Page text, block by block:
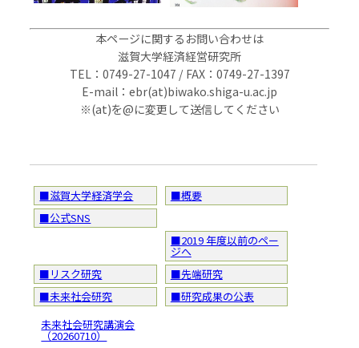
本ページに関するお問い合わせは
滋賀大学経済経営研究所
TEL：0749-27-1047 / FAX：0749-27-1397
E-mail：ebr(at)biwako.shiga-u.ac.jp
※(at)を@に変更して送信してください
■滋賀大学経済学会
■概要
■公式SNS
■2019 年度以前のペー
ジへ
■リスク研究
■先端研究
■未来社会研究
未来社会研究講演会
（20260710）
■研究成果の公表